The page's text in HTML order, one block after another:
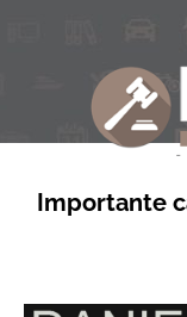
Importante